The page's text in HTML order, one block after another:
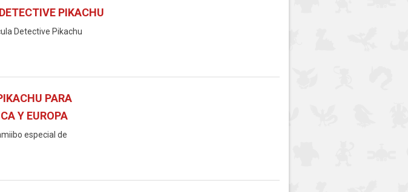
PIKACHU
Detective Pikachu
PARA
Y EUROPA
especial de